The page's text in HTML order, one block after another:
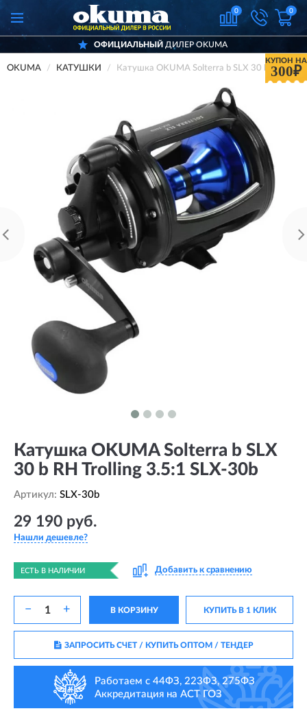
0 0
ОФИЦИАЛЬНЫЙ ДИЛЕР OKUMA
КУПОН НА
300₽
OKUMA КАТУШКИ Катушка OKUMA Solterra b SLX 30 b RH
Катушка OKUMA Solterra b SLX
30 b RH Trolling 3.5:1 SLX-30b
Артикул: SLX-30b
29 190 руб.
Нашли дешевле?
ЕСТЬ В НАЛИЧИИ Добавить к сравнению
− + В КОРЗИНУ КУПИТЬ В 1 КЛИК
ЗАПРОСИТЬ СЧЕТ / КУПИТЬ ОПТОМ/ ТЕНДЕР
Работаем с 44ФЗ, 223ФЗ, 275ФЗ
Аккредитация на АСТ ГОЗ